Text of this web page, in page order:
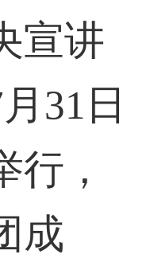
宣讲
31日
行，
成